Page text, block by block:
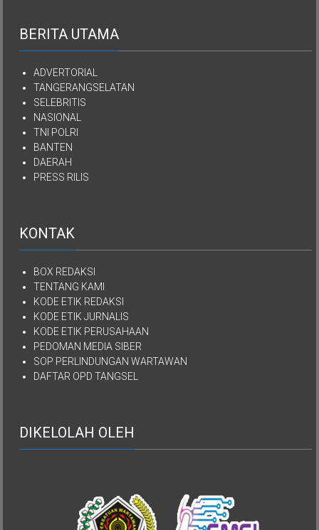
BERITA UTAMA
ADVERTORIAL
TANGERANGSELATAN
SELEBRITIS
NASIONAL
TNI POLRI
BANTEN
DAERAH
PRESS RILIS
KONTAK
BOX REDAKSI
TENTANG KAMI
KODE ETIK REDAKSI
KODE ETIK JURNALIS
KODE ETIK PERUSAHAAN
PEDOMAN MEDIA SIBER
SOP PERLINDUNGAN WARTAWAN
DAFTAR OPD TANGSEL
DIKELOLAH OLEH